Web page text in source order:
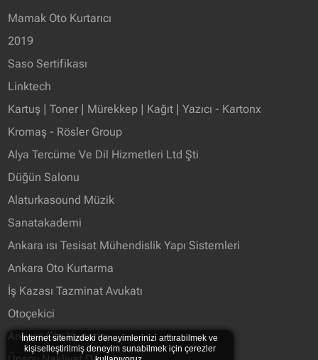
Mamak Oto Kurtarıcı
2019
Saso Sertifikası
Linktech
Kartuş | Toner | Mürekkep | Kağıt | Yazıcı - Kartonx
Kromaş - Rösler Group
Alya Tercüme Ve Dil Hizmetleri Ltd Şti
Düğün Salonu
Alaturkasound Müzik
Sanatakademi
Ankara ısı Tesisat Mühendislik Yapı Sistemleri
Ankara Oto Kurtarma
İş Kazası Tazminat Avukatı
Otoçekici
Ankara Oto Kurtarıcı
İnternet sitemizdeki deneyimlerinizi arttırabilmek ve
kişiselleştirilmiş deneyim sunabilmek için çerezler